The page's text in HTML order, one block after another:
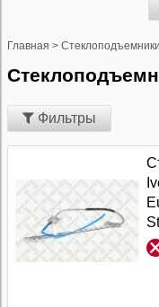
Главная > Стеклоподъемники
Фильтры